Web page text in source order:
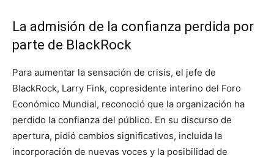
La admisión de la confianza perdida por
parte de BlackRock
Para aumentar la sensación de crisis, el jefe de
BlackRock, Larry Fink, copresidente interino del Foro
Económico Mundial, reconoció que la organización ha
perdido la confianza del público. En su discurso de
apertura, pidió cambios significativos, incluida la
incorporación de nuevas voces y la posibilidad de